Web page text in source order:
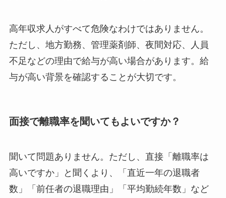
高年収求人がすべて危険なわけではありません。
ただし、地方勤務、管理薬剤師、夜間対応、人員
不足などの理由で給与が高い場合があります。給
与が高い背景を確認することが大切です。
面接で離職率を聞いてもよいですか？
聞いて問題ありません。ただし、直接「離職率は
高いですか」と聞くより、「直近一年の退職者
数」「前任者の退職理由」「平均勤続年数」など